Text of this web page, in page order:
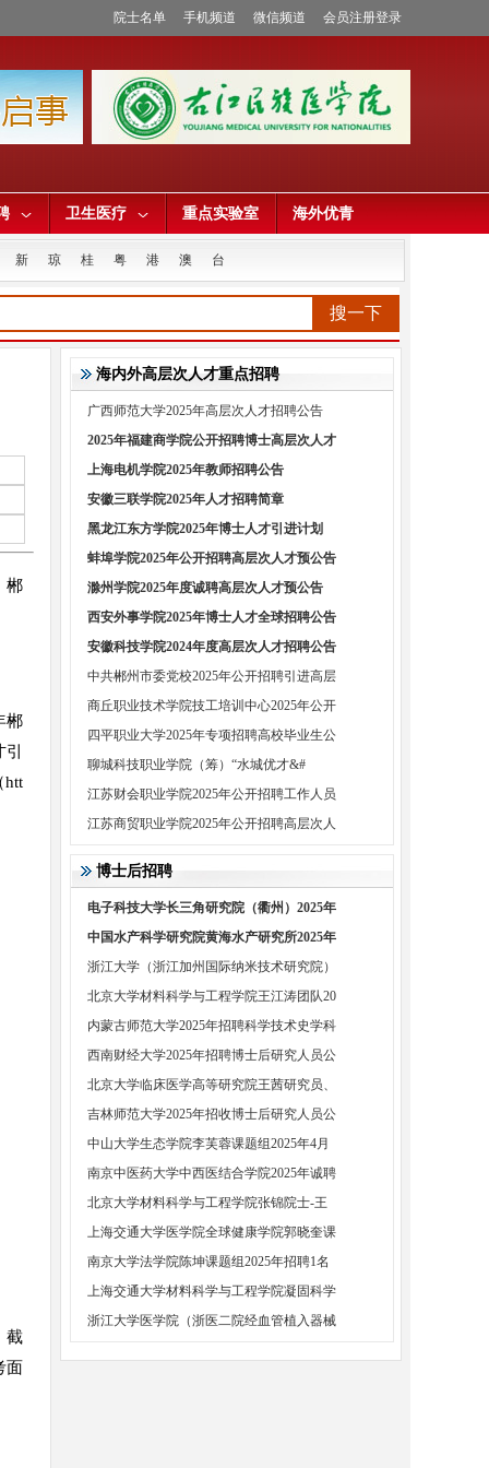
院士名单 手机频道 微信频道 会员注册登录
卫生医疗 重点实验室 海外优青
新 琼 桂 粤 港 澳 台
搜一下
郴
郴
htt
截
面
海内外高层次人才重点招聘
广西师范大学2025年高层次人才招聘公告
2025年福建商学院公开招聘博士高层次人才
上海电机学院2025年教师招聘公告
安徽三联学院2025年人才招聘简章
黑龙江东方学院2025年博士人才引进计划
蚌埠学院2025年公开招聘高层次人才预公告
滁州学院2025年度诚聘高层次人才预公告
西安外事学院2025年博士人才全球招聘公告
安徽科技学院2024年度高层次人才招聘公告
中共郴州市委党校2025年公开招聘引进高层
商丘职业技术学院技工培训中心2025年公开
四平职业大学2025年专项招聘高校毕业生公
聊城科技职业学院（筹）“水城优才&#
江苏财会职业学院2025年公开招聘工作人员
江苏商贸职业学院2025年公开招聘高层次人
博士后招聘
电子科技大学长三角研究院（衢州）2025年
中国水产科学研究院黄海水产研究所2025年
浙江大学（浙江加州国际纳米技术研究院）
北京大学材料科学与工程学院王江涛团队20
内蒙古师范大学2025年招聘科学技术史学科
西南财经大学2025年招聘博士后研究人员公
北京大学临床医学高等研究院王茜研究员、
吉林师范大学2025年招收博士后研究人员公
中山大学生态学院李芙蓉课题组2025年4月
南京中医药大学中西医结合学院2025年诚聘
北京大学材料科学与工程学院张锦院士-王
上海交通大学医学院全球健康学院郭晓奎课
南京大学法学院陈坤课题组2025年招聘1名
上海交通大学材料科学与工程学院凝固科学
浙江大学医学院（浙医二院经血管植入器械